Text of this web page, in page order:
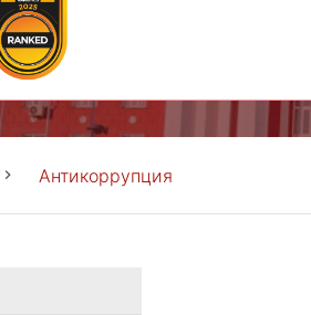
Антикоррупция